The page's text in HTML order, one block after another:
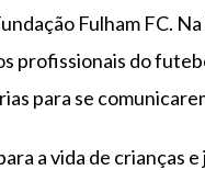
Fulham FC.
profissionais do
para se
a vida de crianças